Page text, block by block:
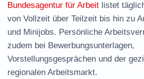
Bundesagentur für Arbeit listet
von Vollzeit über Teilzeit bis hin zu
und Minijobs. Persönliche
zudem bei Bewerbungsunterlagen,
Vorstellungsgesprächen und der
regionalen Arbeitsmarkt.